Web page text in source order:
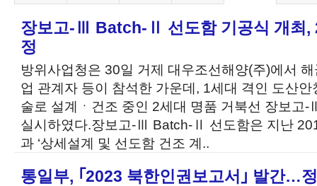
장보고-Ⅲ Batch-Ⅱ 선도함 기공식 개최,
정
방위사업청은 30일 거제 대우조선해양(주)에서
업 관계자 등이 참석한 가운데, 1세대 격인 도산
술로 설계ㆍ건조 중인 2세대 명품 거북선 장보
실시하였다.장보고-Ⅲ Batch-Ⅱ 선도함은 지난
과 ‘상세설계 및 선도함 건조 계..
통일부, ｢2023 북한인권보고서｣ 발간…